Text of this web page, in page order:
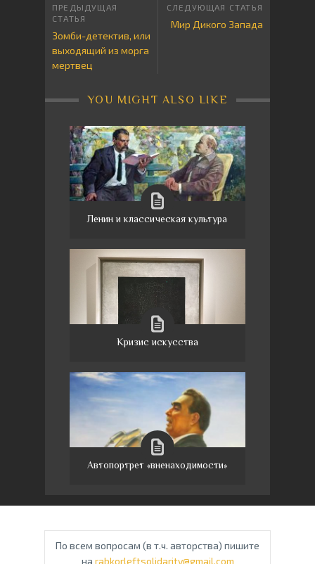
Зомби-детектив, или
выходящий из морга
мертвец
Мир Дикого Запада
YOU MIGHT ALSO LIKE
Ленин и классическая культура
Кризис искусства
Автопортрет «вненаходимости»
По всем вопросам (в т.ч. авторства) пишите
на rabkorleftsolidarity@gmail.com